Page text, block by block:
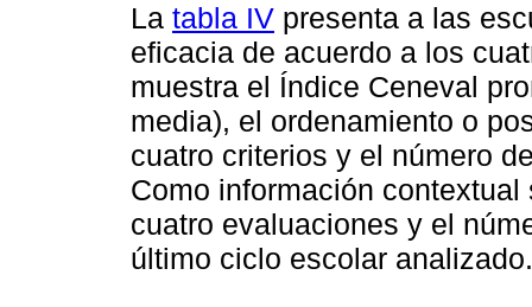
La tabla IV presenta a las
eficacia de acuerdo a los
muestra el Índice Ceneval
media), el ordenamiento o
cuatro criterios y el número
Como información
cuatro evaluaciones y el
último ciclo escolar analizado.